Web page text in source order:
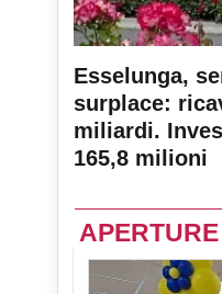
Esselunga,
surplace:
miliardi.
165,8 milioni
APERTURE